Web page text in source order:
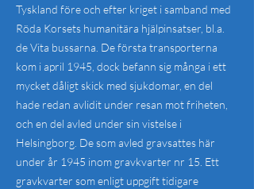
Tyskland före och efter kriget i samband med
Röda Korsets humanitära hjälpinsatser, bl.a.
de Vita bussarna. De första transporterna
kom i april 1945, dock befann sig många i ett
mycket dåligt skick med sjukdomar, en del
hade redan avlidit under resan mot friheten,
och en del avled under sin vistelse i
Helsingborg. De som avled gravsattes här
under år 1945 inom gravkvarter nr 15. Ett
gravkvarter som enligt uppgift tidigare